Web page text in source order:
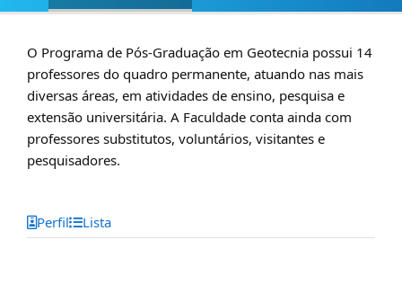
O Programa de Pós-Graduação em Geotecnia possui 14
professores do quadro permanente, atuando nas mais
diversas áreas, em atividades de ensino, pesquisa e
extensão universitária. A Faculdade conta ainda com
professores substitutos, voluntários, visitantes e
pesquisadores.
Perfil Lista